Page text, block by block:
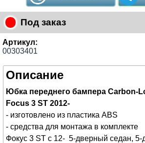
Под заказ
Артикул:
00303401
Описание
Юбка переднего бампера Carbon-
Focus 3 ST 2012-
- изготовлено из пластика ABS
- средства для монтажа в комплекте
Фокус 3 ST с 12- 5-дверный седан, 5-